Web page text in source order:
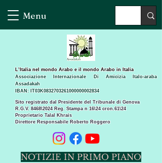
Menu
Sito registrato dal Presidente del Tribunale di Genova
R.G.V. 8468\2024 Reg. Stampa n 16\24 cron.61\24 ​
Proprietario Talal Khrais
Direttore Responsabile Roberto Roggero
L’Italia nel mondo Arabo e il mondo Arabo in Italia
Associazione Internazionale Di Amicizia Italo-araba
Assadakah
IBAN: IT03K0832703261000000002834
NOTIZIE IN PRIMO PIANO